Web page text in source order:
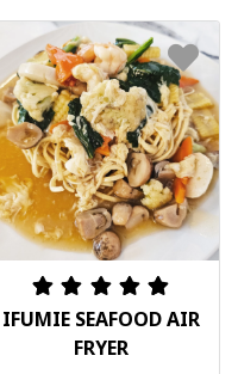
IFUMIE SEAFOOD AIR
FRYER